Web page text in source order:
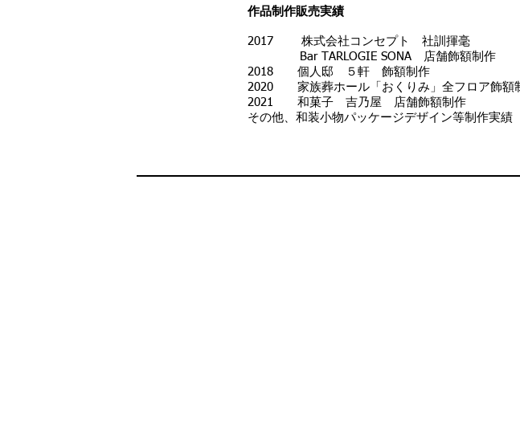
作品制作販売実績
2017 株式会社コンセプト 社訓揮毫
Bar TARLOGIE SONA 店舗飾額制作
2018 個人邸 ５軒 飾額制作
2020 家族葬ホール「おくりみ」全フロア飾額
2021 和菓子 吉乃屋 店舗飾額制作
その他、和装小物パッケージデザイン等制作実績